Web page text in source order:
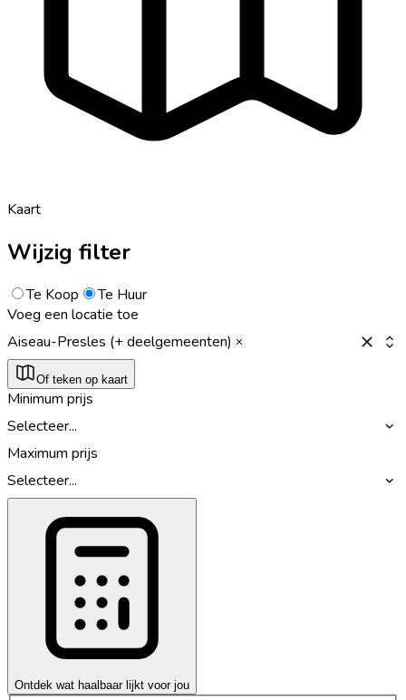
Kaart
Wijzig filter
Te Koop
Te Huur
Voeg een locatie toe
Aiseau-Presles (+ deelgemeenten)
Of teken op kaart
Minimum prijs
Selecteer...
Maximum prijs
Selecteer...
Ontdek wat haalbaar lijkt voor jou